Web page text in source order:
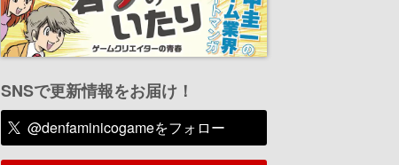
SNSで更新情報をお届け！
@denfaminicogameをフォロー